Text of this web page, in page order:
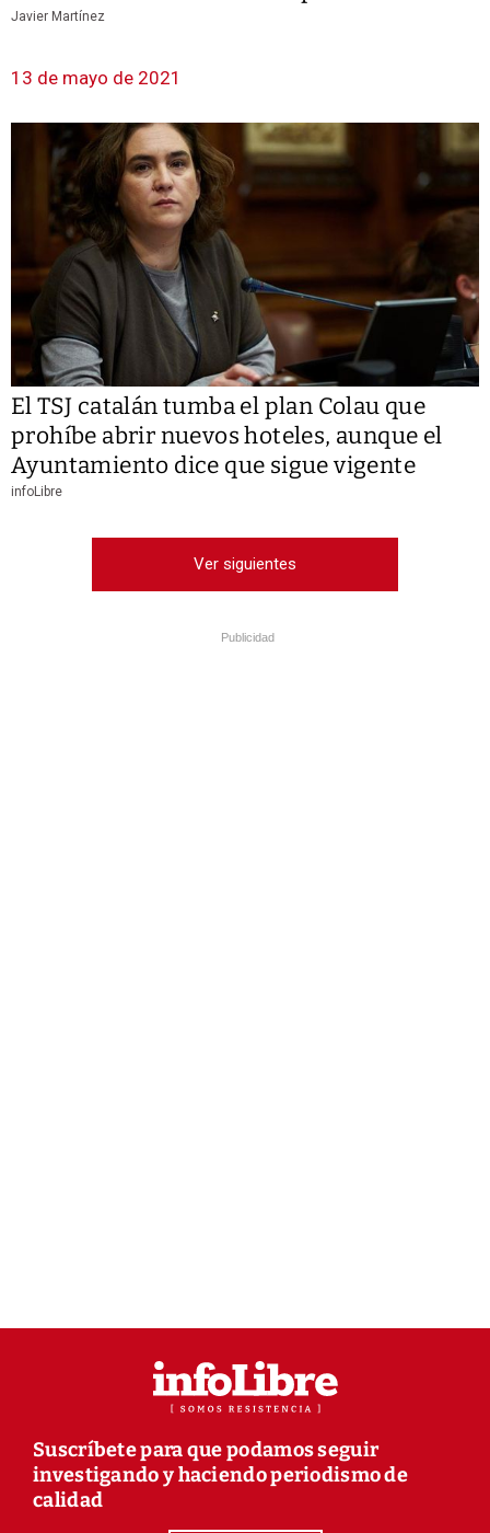
Javier Martínez
13 de mayo de 2021
El TSJ catalán tumba el plan Colau que
prohíbe abrir nuevos hoteles, aunque el
Ayuntamiento dice que sigue vigente
infoLibre
Ver siguientes
Publicidad
Suscríbete para que podamos seguir
investigando y haciendo periodismo de
calidad